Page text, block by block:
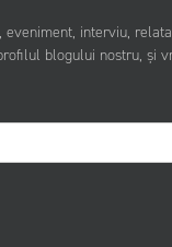
interviu,
blogului nostru, și